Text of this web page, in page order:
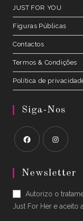
JUST FOR YOU
Figuras Públicas
Contactos
Termos & Condições
Política de
Siga-Nos
in
new
tab
in
new
tab
Newsletter
Autorizo o
Just For Her e aceito